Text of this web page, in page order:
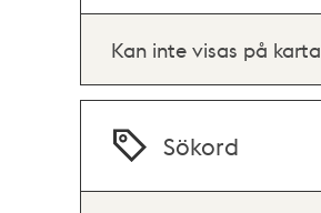
Kan inte visas på karta
Sökord